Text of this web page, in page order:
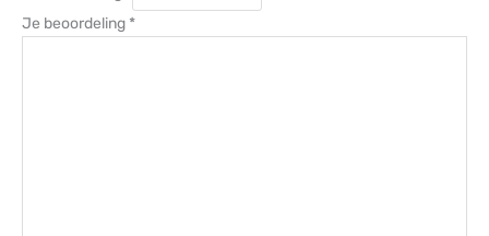
Je beoordeling *